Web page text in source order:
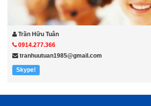
Trần Hữu Tuân
0914.277.366
tranhuutuan1985@gmail.com
Skype!